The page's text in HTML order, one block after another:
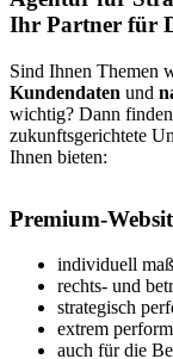
Ihr Partner für
Sind Ihnen Themen
Kundendaten und
wichtig? Dann
zukunftsgerichtete
Ihnen bieten:
Premium-
individuell
rechts- und
strategisch
extrem
auch für die